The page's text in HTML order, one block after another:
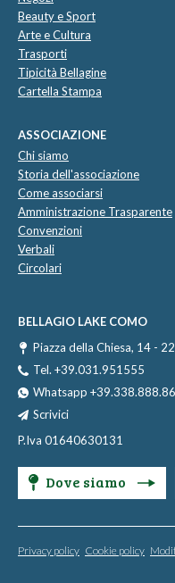
Beauty e Sport
Arte e Cultura
Trasporti
Tipicità Bellagine
Cartella Stampa
ASSOCIAZIONE
Chi siamo
Storia dell'associazione
Come associarsi
Amministrazione Trasparente
Convenzioni
Verbali
Circolari
BELLAGIO LAKE COMO
Piazza della Chiesa, 14 -
Tel. +39.031.951555
Whatsapp
Scrivici
P.Iva 01640630131
Dove siamo
Privacy policy Cookie policy